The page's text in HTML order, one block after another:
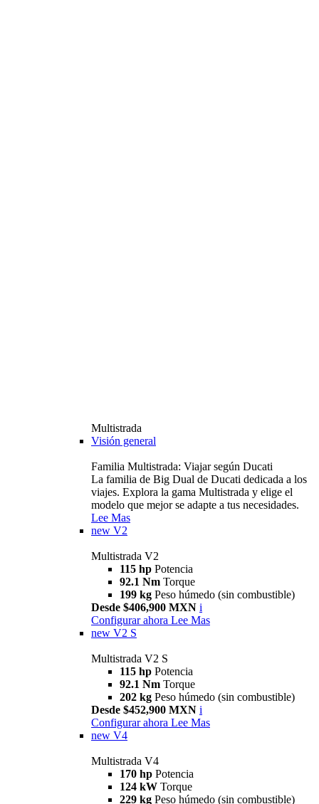
Multistrada
Visión general
Familia Multistrada: Viajar según Ducati
La familia de Big Dual de Ducati dedicada a los
viajes. Explora la gama Multistrada y elige el
modelo que mejor se adapte a tus necesidades.
Lee Mas
new V2
Multistrada V2
115 hp Potencia
92.1 Nm Torque
199 kg Peso húmedo (sin combustible)
Desde $406,900 MXN i
Configurar ahora Lee Mas
new V2 S
Multistrada V2 S
115 hp Potencia
92.1 Nm Torque
202 kg Peso húmedo (sin combustible)
Desde $452,900 MXN i
Configurar ahora Lee Mas
new V4
Multistrada V4
170 hp Potencia
124 kW Torque
229 kg Peso húmedo (sin combustible)